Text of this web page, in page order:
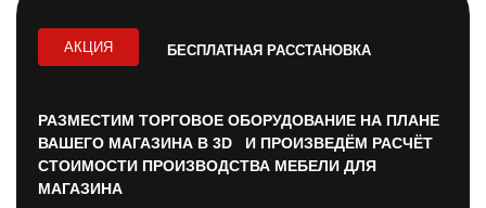
АКЦИЯ БЕСПЛАТНАЯ РАССТАНОВКА
РАЗМЕСТИМ ТОРГОВОЕ ОБОРУДОВАНИЕ НА ПЛАНЕ
ВАШЕГО МАГАЗИНА В 3D И ПРОИЗВЕДЁМ РАСЧЁТ
СТОИМОСТИ ПРОИЗВОДСТВА МЕБЕЛИ ДЛЯ
МАГАЗИНА